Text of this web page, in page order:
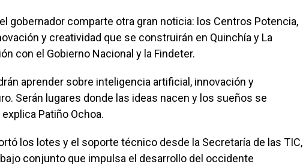
gobernador comparte otra gran noticia: los Centros Potencia,
y creatividad que se construirán en Quinchía y La
con el Gobierno Nacional y la Findeter.
aprender sobre inteligencia artificial, innovación y
Serán lugares donde las ideas nacen y los sueños se
Patiño Ochoa.
los lotes y el soporte técnico desde la Secretaría de las TIC,
conjunto que impulsa el desarrollo del occidente